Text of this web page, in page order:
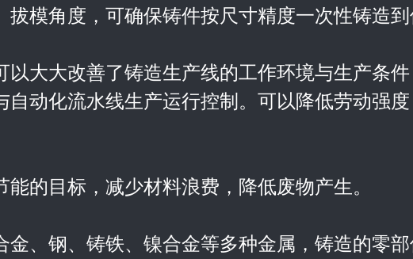
模角度，可确保铸件按尺寸精度一次性铸造到
大大改善了铸造生产线的工作环境与生产条
动化流水线生产运行控制。可以降低劳动强
的目标，减少材料浪费，降低废物产生。
、钢、铸铁、镍合金等多种金属，铸造的零部